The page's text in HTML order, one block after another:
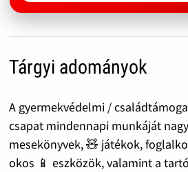
Tárgyi adományok
A gyermekvédelmi /
csapat mindennapi munkáját
mesekönyvek, 🧸 játékok,
okos 📱 eszközök, valamint a